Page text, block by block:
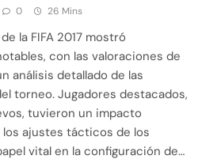
0 26 Mins
la FIFA 2017 mostró
con las valoraciones de
análisis detallado de las
torneo. Jugadores destacados,
tuvieron un impacto
ajustes tácticos de los
vital en la configuración de…